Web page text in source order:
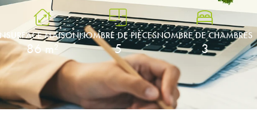
SURFACE MAISON
86 m²
NOMBRE DE PIÈCES
5
NOMBRE DE CHAMBRES
3